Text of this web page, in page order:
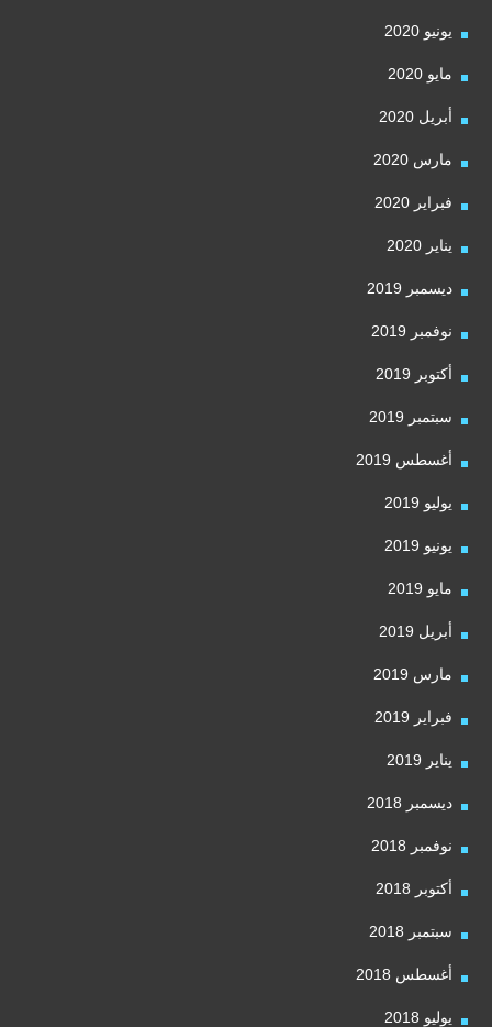
يونيو 2020
مايو 2020
أبريل 2020
مارس 2020
فبراير 2020
يناير 2020
ديسمبر 2019
نوفمبر 2019
أكتوبر 2019
سبتمبر 2019
أغسطس 2019
يوليو 2019
يونيو 2019
مايو 2019
أبريل 2019
مارس 2019
فبراير 2019
يناير 2019
ديسمبر 2018
نوفمبر 2018
أكتوبر 2018
سبتمبر 2018
أغسطس 2018
يوليو 2018